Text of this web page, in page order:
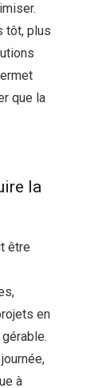
tôt, plus
que la
la
être
en
à